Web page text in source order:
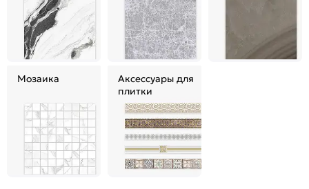
Мозаика
Аксессуары для
плитки